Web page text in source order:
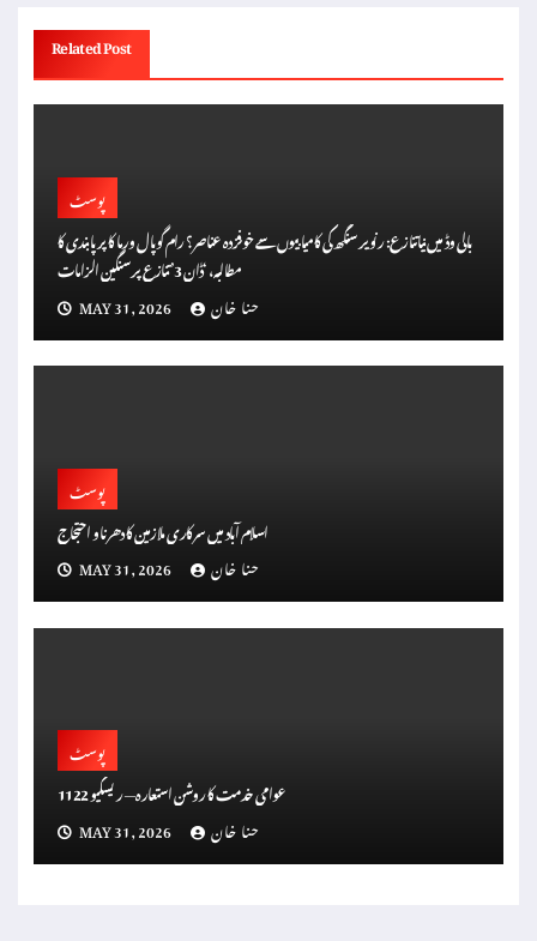
Related Post
پوسٹ
بالی وڈ میں نیا تنازع: رنویر سنگھ کی کامیابیوں سے خوفزدہ عناصر؟ رام گوپال ورما کا پر پابندی کا
مطالبہ، ‘ڈان 3’ تنازع پر سنگین الزامات
MAY 31, 2026
حنا خان
پوسٹ
اسلام آباد میں سرکاری ملازمین کا دھرنا و احتجاج
MAY 31, 2026
حنا خان
پوسٹ
عوامی خدمت کا روشن استعارہ — ریسکیو 1122
MAY 31, 2026
حنا خان